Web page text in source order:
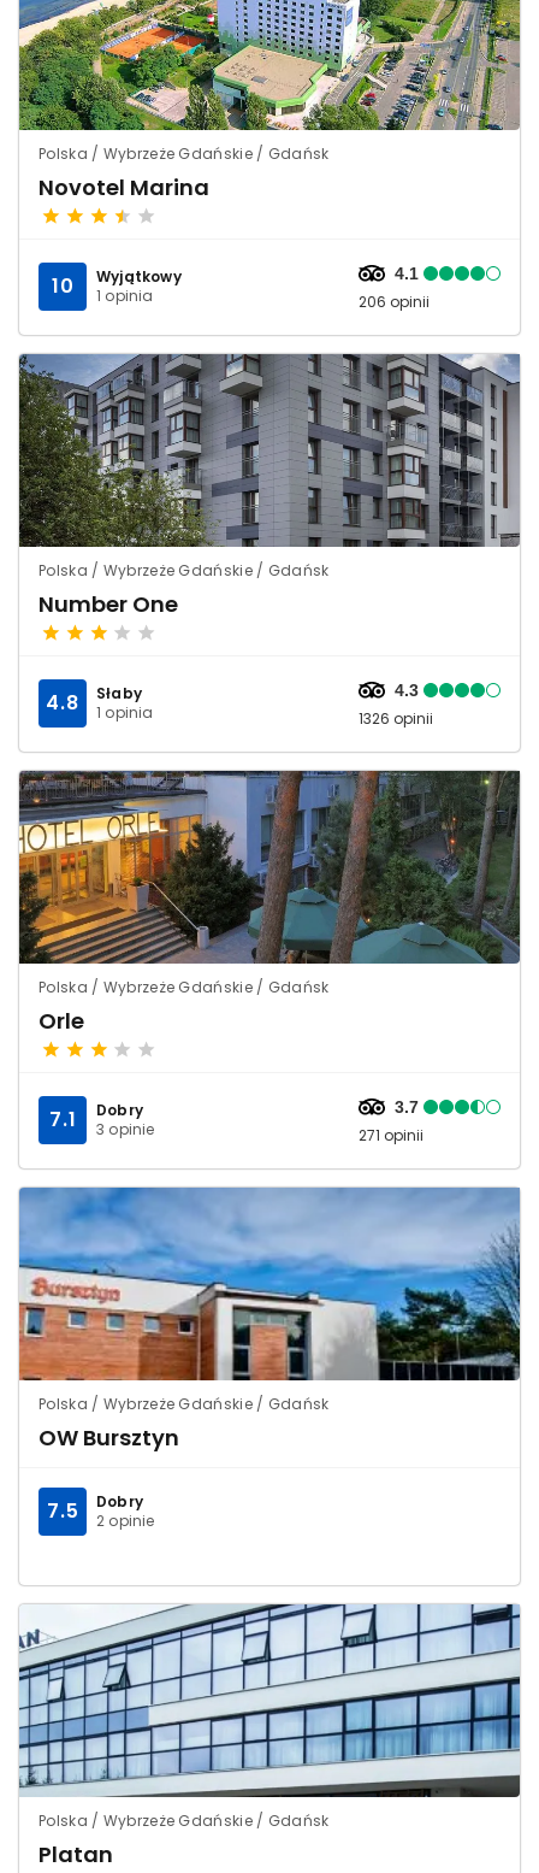
Polska / Wybrzeże Gdańskie / Gdańsk
Novotel Marina
Wyjątkowy
1 opinia
10 4.1
206 opinii
Polska / Wybrzeże Gdańskie / Gdańsk
Number One
Słaby
1 opinia
4.8 4.3
1326 opinii
Polska / Wybrzeże Gdańskie / Gdańsk
Orle
Dobry
3 opinie
7.1 3.7
271 opinii
Polska / Wybrzeże Gdańskie / Gdańsk
OW Bursztyn
Dobry
2 opinie
7.5
Polska / Wybrzeże Gdańskie / Gdańsk
Platan